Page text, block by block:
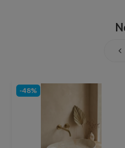
-48%